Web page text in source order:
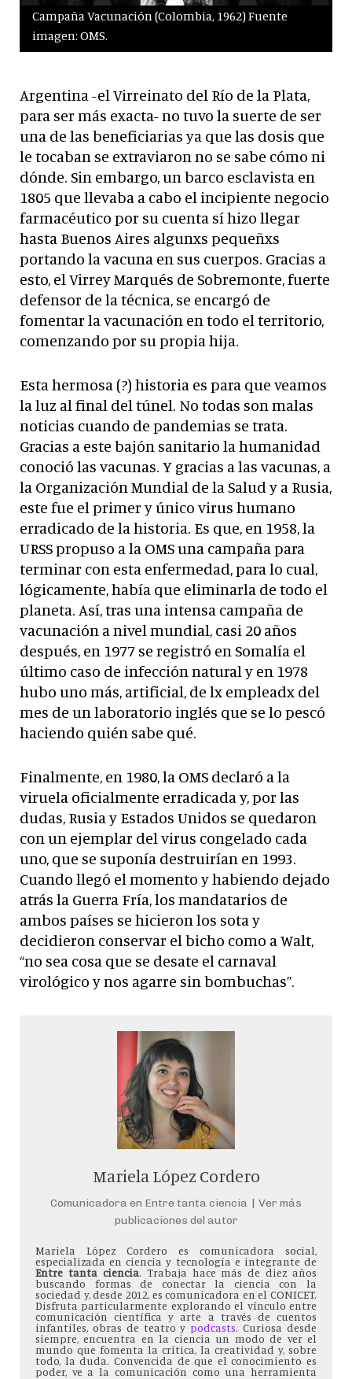
Campaña Vacunación (Colombia, 1962) Fuente
imagen: OMS.
Argentina -el Virreinato del Río de la Plata,
para ser más exacta- no tuvo la suerte de ser
una de las beneficiarias ya que las dosis que
le tocaban se extraviaron no se sabe cómo ni
dónde. Sin embargo, un barco esclavista en
1805 que llevaba a cabo el incipiente negocio
farmacéutico por su cuenta sí hizo llegar
hasta Buenos Aires algunxs pequeñxs
portando la vacuna en sus cuerpos. Gracias a
esto, el Virrey Marqués de Sobremonte, fuerte
defensor de la técnica, se encargó de
fomentar la vacunación en todo el territorio,
comenzando por su propia hija.
Esta hermosa (?) historia es para que veamos
la luz al final del túnel. No todas son malas
noticias cuando de pandemias se trata.
Gracias a este bajón sanitario la humanidad
conoció las vacunas. Y gracias a las vacunas, a
la Organización Mundial de la Salud y a Rusia,
este fue el primer y único virus humano
erradicado de la historia. Es que, en 1958, la
URSS propuso a la OMS una campaña para
terminar con esta enfermedad, para lo cual,
lógicamente, había que eliminarla de todo el
planeta. Así, tras una intensa campaña de
vacunación a nivel mundial, casi 20 años
después, en 1977 se registró en Somalía el
último caso de infección natural y en 1978
hubo uno más, artificial, de lx empleadx del
mes de un laboratorio inglés que se lo pescó
haciendo quién sabe qué.
Finalmente, en 1980, la OMS declaró a la
viruela oficialmente erradicada y, por las
dudas, Rusia y Estados Unidos se quedaron
con un ejemplar del virus congelado cada
uno, que se suponía destruirían en 1993.
Cuando llegó el momento y habiendo dejado
atrás la Guerra Fría, los mandatarios de
ambos países se hicieron los sota y
decidieron conservar el bicho como a Walt,
“no sea cosa que se desate el carnaval
virológico y nos agarre sin bombuchas”.
Mariela López Cordero
Comunicadora en Entre tanta ciencia | Ver más
publicaciones del autor
Mariela López Cordero es comunicadora social,
especializada en ciencia y tecnología e integrante de
Entre tanta ciencia. Trabaja hace más de diez años
buscando formas de conectar la ciencia con la
sociedad y, desde 2012, es comunicadora en el CONICET.
Disfruta particularmente explorando el vínculo entre
comunicación científica y arte a través de cuentos
infantiles, obras de teatro ypodcasts. Curiosa desde
siempre, encuentra en la ciencia un modo de ver el
mundo que fomenta la crítica, la creatividad y, sobre
todo, la duda. Convencida de que el conocimiento es
poder, ve a la comunicación como una herramienta